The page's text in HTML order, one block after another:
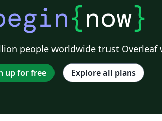
{now}
people worldwide trust
up for free Explore all plans